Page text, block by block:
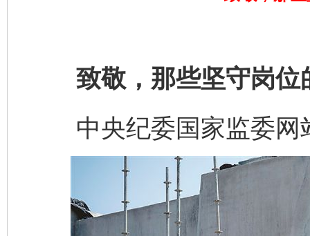
致敬，那些坚守岗位
中央纪委国家监委网